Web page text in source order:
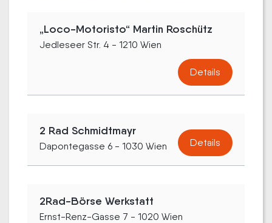
„Loco-Motoristo“ Martin Roschütz
Jedleseer Str. 4 - 1210 Wien
Details
2 Rad Schmidtmayr
Dapontegasse 6 - 1030 Wien Details
2Rad-Börse Werkstatt
Ernst-Renz-Gasse 7 - 1020 Wien